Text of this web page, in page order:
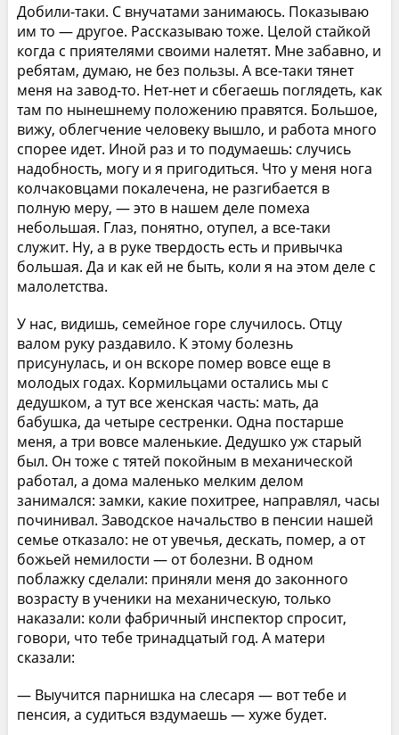
Добили-таки. С внучатами занимаюсь. Показываю
им то — другое. Рассказываю тоже. Целой стайкой
когда с приятелями своими налетят. Мне забавно, и
ребятам, думаю, не без пользы. А все-таки тянет
меня на завод-то. Нет-нет и сбегаешь поглядеть, как
там по нынешнему положению правятся. Большое,
вижу, облегчение человеку вышло, и работа много
спорее идет. Иной раз и то подумаешь: случись
надобность, могу и я пригодиться. Что у меня нога
колчаковцами покалечена, не разгибается в
полную меру, — это в нашем деле помеха
небольшая. Глаз, понятно, отупел, а все-таки
служит. Ну, а в руке твердость есть и привычка
большая. Да и как ей не быть, коли я на этом деле с
малолетства.
У нас, видишь, семейное горе случилось. Отцу
валом руку раздавило. К этому болезнь
присунулась, и он вскоре помер вовсе еще в
молодых годах. Кормильцами остались мы с
дедушком, а тут все женская часть: мать, да
бабушка, да четыре сестренки. Одна постарше
меня, а три вовсе маленькие. Дедушко уж старый
был. Он тоже с тятей покойным в механической
работал, а дома маленько мелким делом
занимался: замки, какие похитрее, направлял, часы
починивал. Заводское начальство в пенсии нашей
семье отказало: не от увечья, дескать, помер, а от
божьей немилости — от болезни. В одном
поблажку сделали: приняли меня до законного
возрасту в ученики на механическую, только
наказали: коли фабричный инспектор спросит,
говори, что тебе тринадцатый год. А матери
сказали:
— Выучится парнишка на слесаря — вот тебе и
пенсия, а судиться вздумаешь — хуже будет.